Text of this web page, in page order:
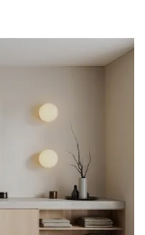
Sublimez
Votre
Miroir
Lumineux